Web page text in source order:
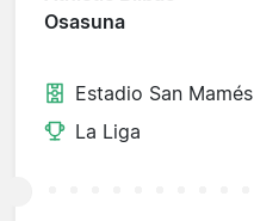
Osasuna
Estadio San Mamés
La Liga